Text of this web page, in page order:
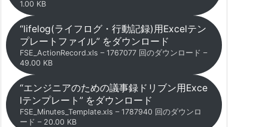
1.00 KB
“lifelog(ライフログ・行動記録)用Excelテン
プレートファイル” をダウンロード
FSE_ActionRecord.xls – 1767077 回のダウンロード –
49.00 KB
“エンジニアのための議事録ドリブン用Exce
lテンプレート” をダウンロード
FSE_Minutes_Template.xls – 1787940 回のダウンロ
ード – 20.00 KB